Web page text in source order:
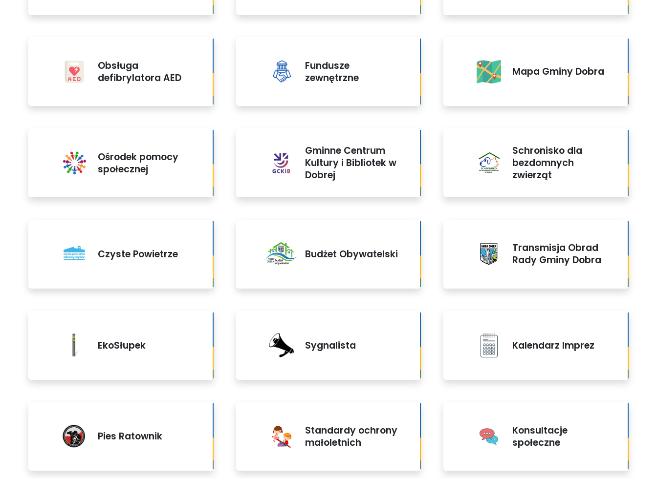
Obsługa
defibrylatora AED
Fundusze
zewnętrzne
Mapa Gminy Dobra
Ośrodek pomocy
społecznej
Gminne Centrum
Kultury i Bibliotek w
Dobrej
Schronisko dla
bezdomnych
zwierząt
Czyste Powietrze Budżet Obywatelski
Transmisja Obrad
Rady Gminy Dobra
EkoSłupek Sygnalista Kalendarz Imprez
Pies Ratownik
Standardy ochrony
małoletnich
Konsultacje
społeczne